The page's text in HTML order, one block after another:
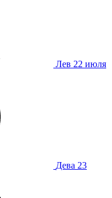
Лев 22 июля
Дева 23